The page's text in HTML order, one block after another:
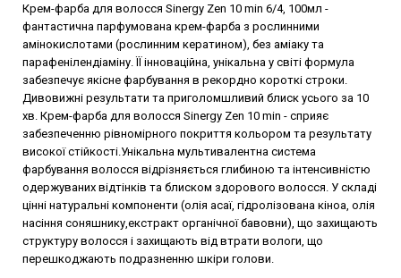
Крем-фарба для волосся Sinergy Zen 10 min 6/4, 100мл -
фантастична парфумована крем-фарба з рослинними
амінокислотами (рослинним кератином), без аміаку та
парафенілендіаміну. ЇЇ інноваційна, унікальна у світі формула
забезпечує якісне фарбування в рекордно короткі строки.
Дивовижні результати та приголомшливий блиск усього за 10
хв. Крем-фарба для волосся Sinergy Zen 10 min - сприяє
забезпеченню рівномірного покриття кольором та результату
високої стійкості.Унікальна мультивалентна система
фарбування волосся відрізняється глибиною та інтенсивністю
одержуваних відтінків та блиском здорового волосся. У складі
цінні натуральні компоненти (олія асаї, гідролізована кіноа, олія
насіння соняшнику,екстракт органічної бавовни), що захищають
структуру волосся і захищають від втрати вологи, що
перешкоджають подразненню шкіри голови.